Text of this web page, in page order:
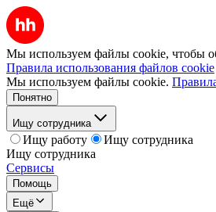
Мы используем файлы cookie, чтобы
Правила использования файлов cookie
Мы используем файлы cookie.
Понятно
Ищу сотрудника
Ищу работу
Ищу сотрудника
Ищу сотрудника
Сервисы
Помощь
Ещё